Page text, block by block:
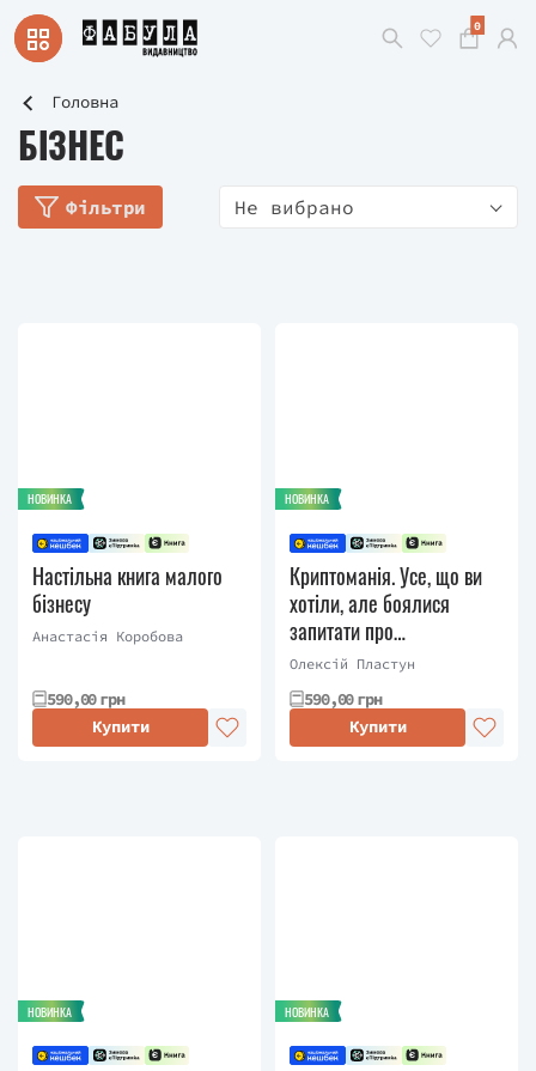
0
Головна
БІЗНЕС
Фільтри Не вибрано
НОВИНКА
Настільна книга малого
бізнесу
Анастасія Коробова
590,00 грн
Купити
НОВИНКА
Криптоманія. Усе, що ви
хотіли, але боялися
запитати про
криптовалюти
Олексій Пластун
590,00 грн
Купити
НОВИНКА НОВИНКА